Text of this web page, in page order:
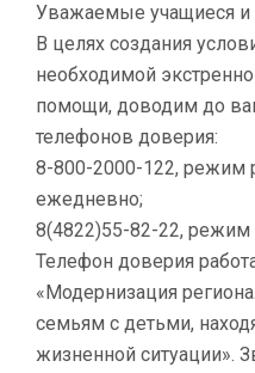
Уважаемые учащиеся и
В целях создания
необходимой
помощи, доводим до
телефонов доверия:
8-800-2000-122, режим
ежедневно;
8(4822)55-82-22, режим
Телефон доверия
«Модернизация
семьям с детьми,
жизненной ситуации».